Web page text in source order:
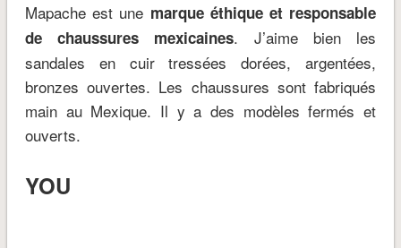
Mapache est une marque éthique et responsable
de chaussures mexicaines. J’aime bien les
sandales en cuir tressées dorées, argentées,
bronzes ouvertes. Les chaussures sont fabriqués
main au Mexique. Il y a des modèles fermés et
ouverts.
YOU